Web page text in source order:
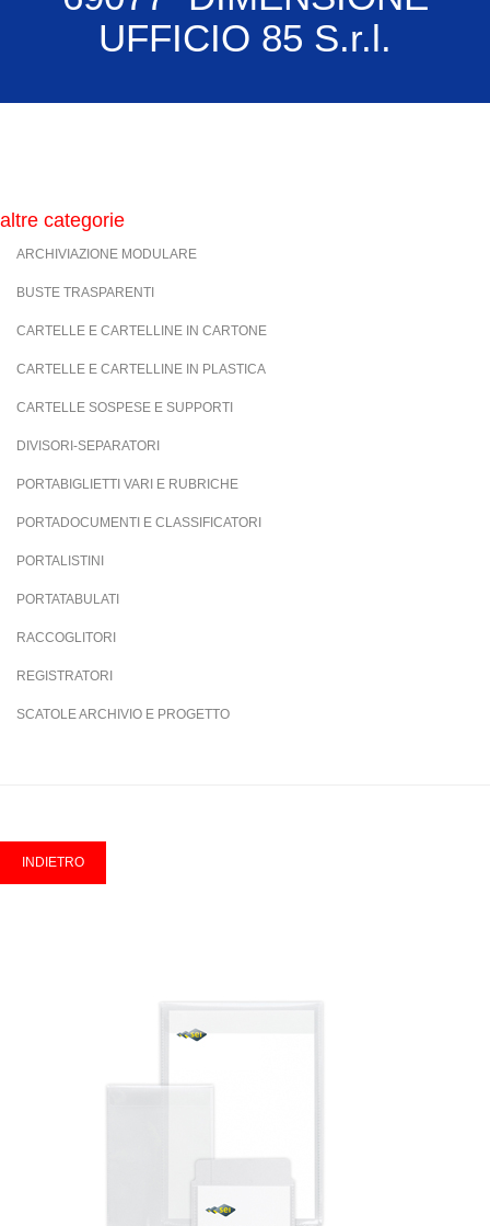
UFFICIO 85 S.r.l.
altre categorie
ARCHIVIAZIONE MODULARE
BUSTE TRASPARENTI
CARTELLE E CARTELLINE IN CARTONE
CARTELLE E CARTELLINE IN PLASTICA
CARTELLE SOSPESE E SUPPORTI
DIVISORI-SEPARATORI
PORTABIGLIETTI VARI E RUBRICHE
PORTADOCUMENTI E CLASSIFICATORI
PORTALISTINI
PORTATABULATI
RACCOGLITORI
REGISTRATORI
SCATOLE ARCHIVIO E PROGETTO